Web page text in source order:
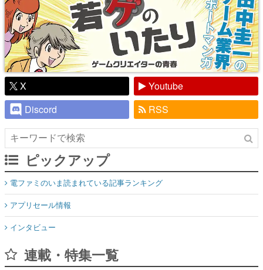
X
Youtube
Discord
RSS
ピックアップ
電ファミのいま読まれている記事ランキング
アプリセール情報
インタビュー
連載・特集一覧